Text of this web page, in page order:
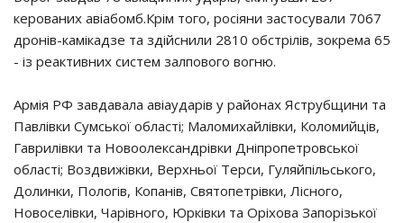
керованих авіабомб.Крім того, росіяни застосували 7067
дронів-камікадзе та здійснили 2810 обстрілів, зокрема 65
- із реактивних систем залпового вогню.
Армія РФ завдавала авіаударів у районах Яструбщини та
Павлівки Сумської області; Маломихайлівки, Коломийців,
Гаврилівки та Новоолександрівки Дніпропетровської
області; Воздвижівки, Верхньої Терси, Гуляйпільського,
Долинки, Пологів, Копанів, Святопетрівки, Лісного,
Новоселівки, Чарівного, Юрківки та Оріхова Запорізької